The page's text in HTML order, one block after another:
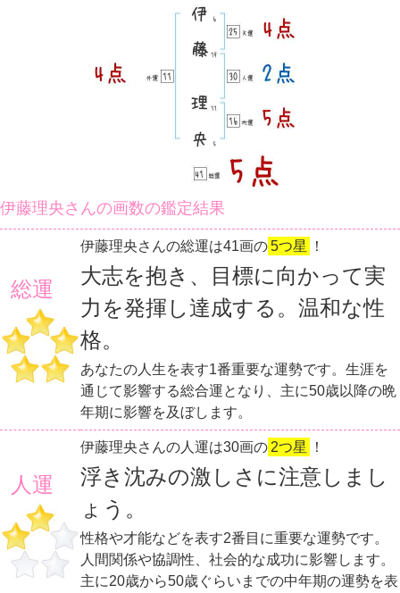
伊藤理央さんの画数の鑑定結果
総運
伊藤理央さんの総運は41画の5つ星 ！
大志を抱き、目標に向かって実
力を発揮し達成する。温和な性
格。
あなたの人生を表す1番重要な運勢です。生涯を
通じて影響する総合運となり、主に50歳以降の晩
年期に影響を及ぼします。
人運
伊藤理央さんの人運は30画の 2つ星 ！
浮き沈みの激しさに注意しまし
ょう。
性格や才能などを表す2番目に重要な運勢です。
人間関係や協調性、社会的な成功に影響します。
主に20歳から50歳ぐらいまでの中年期の運勢を表